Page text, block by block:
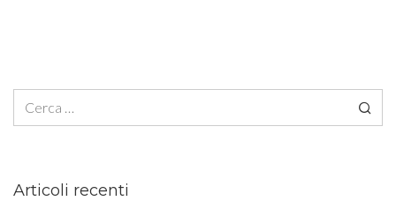
Ricerca per:
Articoli recenti